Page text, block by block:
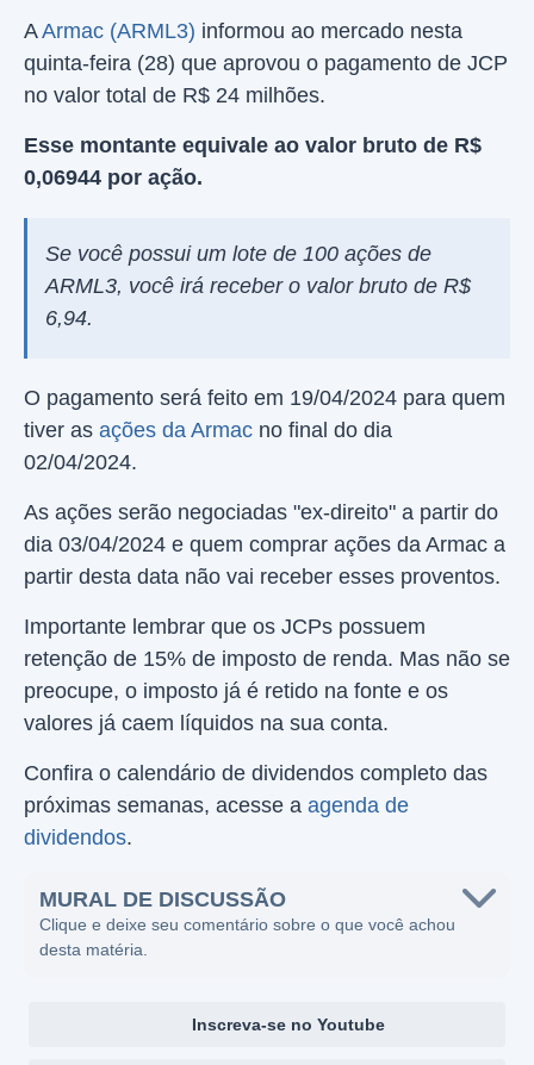
AArmac (ARML3) informou ao mercado nesta
quinta-feira (28) que aprovou o pagamento de JCP
no valor total de R$ 24 milhões.
Esse montante equivale ao valor bruto de R$
0,06944 por ação.
Se você possui um lote de 100 ações de
ARML3, você irá receber o valor bruto de R$
6,94.
O pagamento será feito em 19/04/2024 para quem
tiver as ações da Armac no final do dia
02/04/2024.
As ações serão negociadas "ex-direito" a partir do
dia 03/04/2024 e quem comprar ações da Armac a
partir desta data não vai receber esses proventos.
Importante lembrar que os JCPs possuem
retenção de 15% de imposto de renda. Mas não se
preocupe, o imposto já é retido na fonte e os
valores já caem líquidos na sua conta.
Confira o calendário de dividendos completo das
próximas semanas, acesse a agenda de
dividendos.
MURAL DE DISCUSSÃO
Clique e deixe seu comentário sobre o que você achou
desta matéria.
Inscreva-se no Youtube